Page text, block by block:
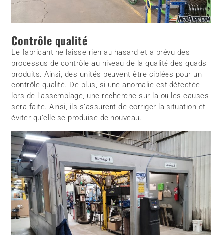
Contrôle qualité
Le fabricant ne laisse rien au hasard et a prévu des
processus de contrôle au niveau de la qualité des quads
produits. Ainsi, des unités peuvent être ciblées pour un
contrôle qualité. De plus, si une anomalie est détectée
lors de l’assemblage, une recherche sur la ou les causes
sera faite. Ainsi, ils s’assurent de corriger la situation et
éviter qu’elle se produise de nouveau.